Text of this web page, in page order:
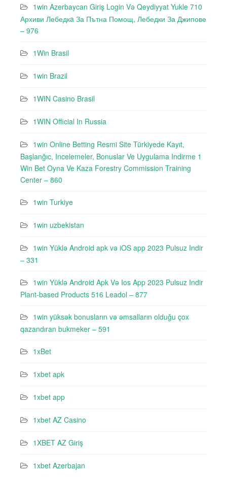
1win Azerbaycan Giriş Login Və Qeydiyyat Yukle 710
Архиви Лебедкa За Пътна Помощ, Лебедки За Джипове
– 976
1Win Brasil
1win Brazil
1WIN Casino Brasil
1WIN Official In Russia
1win Online Betting Resmi Site Türkiyede Kayıt,
Başlanğıc, Incelemeler, Bonuslar Ve Uygulama Indirme 1
Win Bet Oyna Ve Kaza Forestry Commission Training
Center – 860
1win Turkiye
1win uzbekistan
1win Yüklə Android apk və iOS app 2023 Pulsuz Indir
– 331
1win Yüklə Android Apk Və Ios App 2023 Pulsuz Indir
Plant-based Products 516 Leadol – 877
1win yüksək bonusların və əmsalların olduğu çox
qazandıran bukmeker – 591
1xBet
1xbet apk
1xbet app
1xbet AZ Casino
1XBET AZ Giriş
1xbet Azerbajan